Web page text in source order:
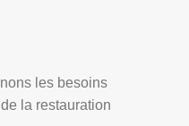
les besoins
la restauration